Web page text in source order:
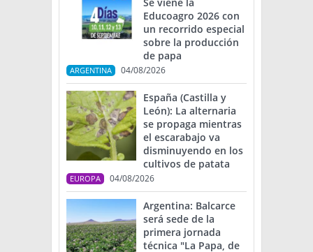
Educoagro 2026 con
un recorrido especial
sobre la producción
de papa
ARGENTINA 04/08/2026
España (Castilla y
León): La alternaria
se propaga mientras
el escarabajo va
disminuyendo en los
cultivos de patata
EUROPA 04/08/2026
Argentina: Balcarce
será sede de la
primera jornada
técnica "La Papa, de